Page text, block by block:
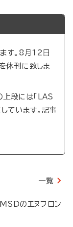
す。8月12日
休刊に致しま
段には「LAS
ています。記事
一覧
のエヌフロン